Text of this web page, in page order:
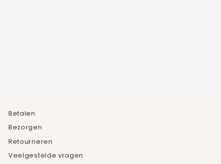
Betalen
Bezorgen
Retourneren
Veelgestelde vragen